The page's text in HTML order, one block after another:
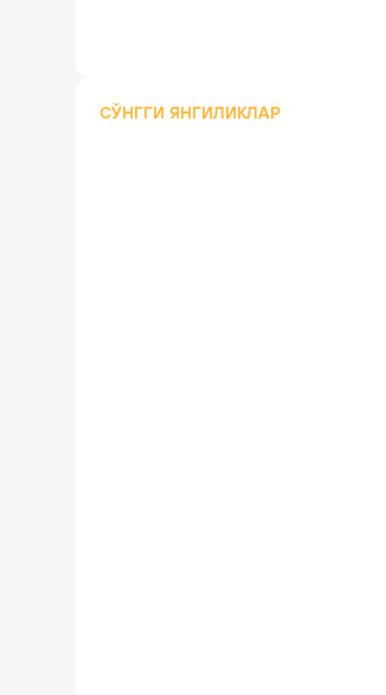
СЎНГГИ ЯНГИЛИКЛАР